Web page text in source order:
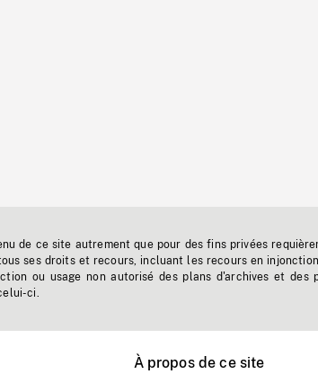
de ce site autrement que pour des fins privées
ses droits et recours, incluant les recours en
ou usage non autorisé des plans d'archives et des
ci.
À propos de ce site